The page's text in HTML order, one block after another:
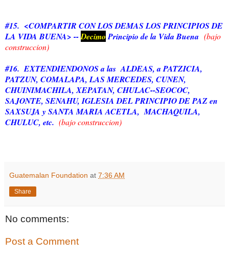
#15. <COMPARTIR CON LOS DEMAS LOS PRINCIPIOS DE
LA VIDA BUENA> --DecimoPrincipio de la Vida Buena (bajo
construccion)
#16. EXTENDIENDONOS a las ALDEAS, a PATZICIA,
PATZUN, COMALAPA, LAS MERCEDES, CUNEN,
CHUINIMACHILA, XEPATAN, CHULAC--SEOCOC,
SAJONTE, SENAHU, IGLESIA DEL PRINCIPIO DE PAZ en
SAXSUJA y SANTA MARIA ACETLA, MACHAQUILA,
CHULUC, etc. (bajo construccion)
Guatemalan Foundation at 7:36 AM
Share
No comments:
Post a Comment